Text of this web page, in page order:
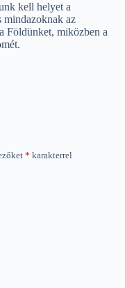
kell helyet a
mindazoknak az
Földünket, miközben a
* karakterrel